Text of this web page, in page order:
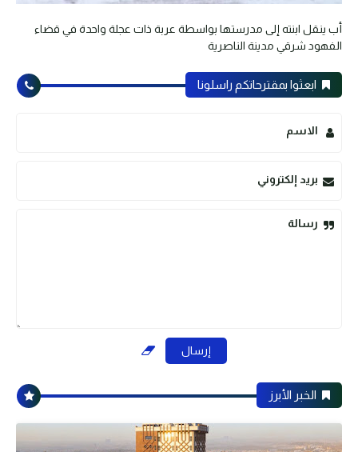
أب ينقل ابنته إلى مدرستها بواسطة عربة ذات عجلة واحدة في قضاء
الفهود شرقي مدينة الناصرية
ابعثوا بمقترحاتكم راسلونا
الاسم
بريد إلكتروني
رسالة
الخبر الأبرز